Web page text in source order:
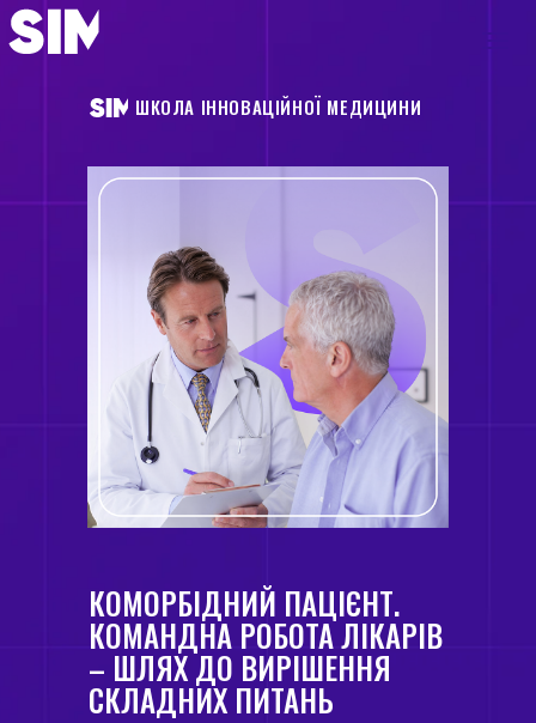
ШКОЛА ІННОВАЦІЙНОЇ МЕДИЦИНИ
КОМОРБІДНИЙ ПАЦІЄНТ.
КОМАНДНА РОБОТА ЛІКАРІВ
– ШЛЯХ ДО ВИРІШЕННЯ
СКЛАДНИХ ПИТАНЬ